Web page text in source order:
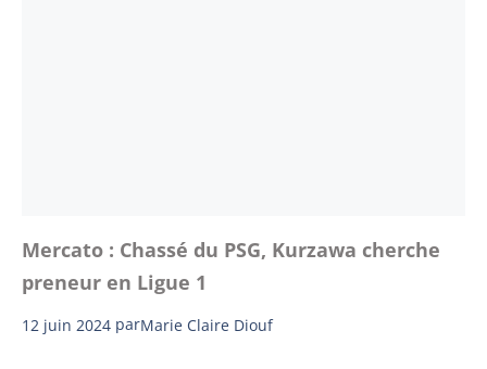
Mercato : Chassé du PSG, Kurzawa cherche
preneur en Ligue 1
12 juin 2024 parMarie Claire Diouf